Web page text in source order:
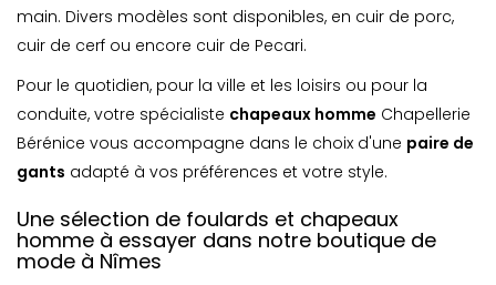
main. Divers modèles sont disponibles, en cuir de porc,
cuir de cerf ou encore cuir de Pecari.
Pour le quotidien, pour la ville et les loisirs ou pour la
conduite, votre spécialiste chapeaux homme Chapellerie
Bérénice vous accompagne dans le choix d'une paire de
gants adapté à vos préférences et votre style.
Une sélection de foulards et chapeaux
homme à essayer dans notre boutique de
mode à Nîmes